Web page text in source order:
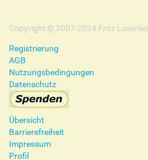
Copyright © 2007-2024 Fritz Loseries
Registrierung
AGB
Nutzungsbedingungen
Datenschutz
Übersicht
Barrierefreiheit
Impressum
Profil